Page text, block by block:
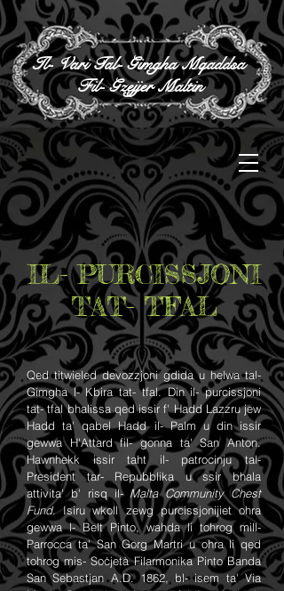
Il- Vari Tal- Gimgha Mqaddsa
Fil- Gzejjer Maltin
IL- PURCISSJONI
TAT- TFAL
Qed titwieled devozzjoni gdida u helwa tal-
Gimgha l- Kbira tat- tfal. Din il- purcissjoni
tat- tfal bhalissa qed issir f' Hadd Lazzru jew
Hadd ta' qabel Hadd il- Palm u din issir
gewwa H'Attard fil- gonna ta' San Anton.
Hawnhekk issir taht il- patrocinju tal-
President tar- Repubblika u ssir bhala
attivita' b' risq il- Malta Community Chest
Fund. Isiru wkoll zewg purcissjonijiet ohra
gewwa l- Belt Pinto, wahda li tohrog mill-
Parrocca ta' San Gorg Martri u ohra li qed
tohrog mis- Soċjetà Filarmonika Pinto Banda
San Sebastjan A.D. 1862, bl- isem ta' Via